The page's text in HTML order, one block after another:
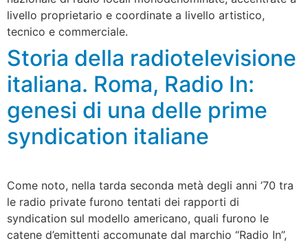
livello proprietario e coordinate a livello artistico,
tecnico e commerciale.
Storia della radiotelevisione
italiana. Roma, Radio In:
genesi di una delle prime
syndication italiane
Come noto, nella tarda seconda metà degli anni ’70 tra
le radio private furono tentati dei rapporti di
syndication sul modello americano, quali furono le
catene d’emittenti accomunate dal marchio “Radio In”,